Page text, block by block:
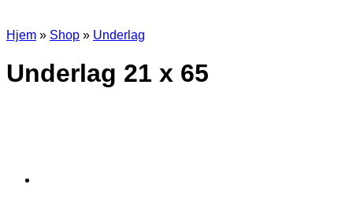
Hjem » Shop » Underlag
Underlag 21 x 65